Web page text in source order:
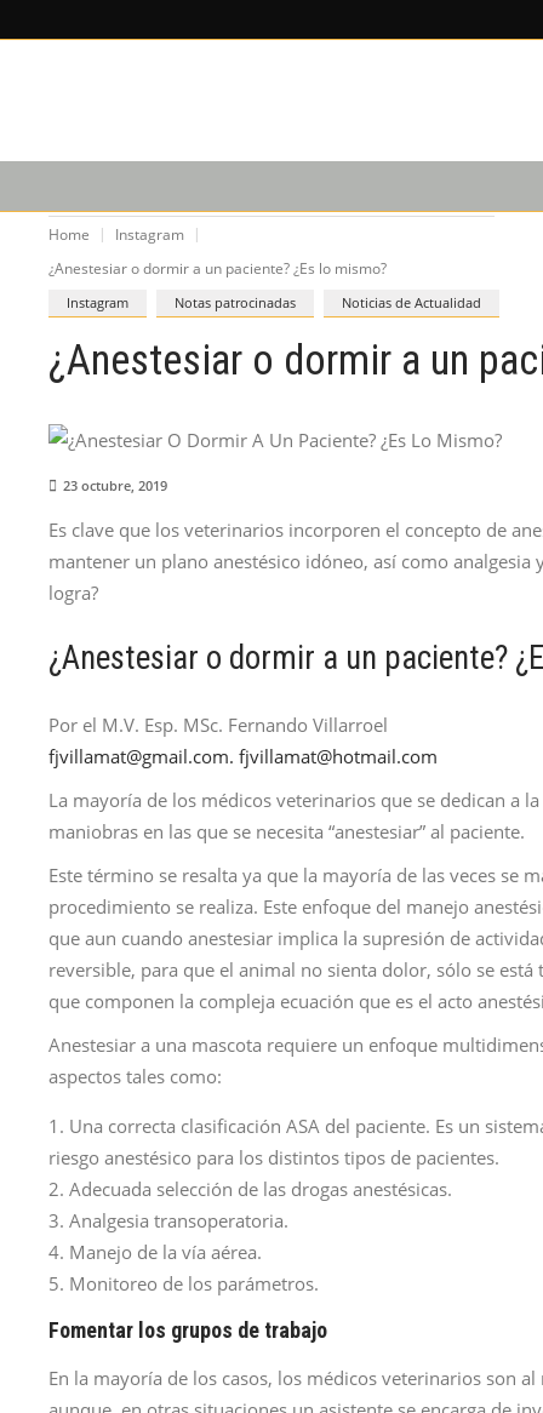
Home
Instagram
¿Anestesiar o dormir a un paciente? ¿Es lo mismo?
Instagram Notas patrocinadas Noticias de Actualidad
¿Anestesiar o dormir a un
23 octubre, 2019
Es clave que los veterinarios incorporen el concepto de
mantener un plano anestésico idóneo, así como analgesia
logra?
¿Anestesiar o dormir a un paciente?
Por el M.V. Esp. MSc. Fernando Villarroel
fjvillamat@gmail.com. fjvillamat@hotmail.com
La mayoría de los médicos veterinarios que se dedican a
maniobras en las que se necesita “anestesiar” al paciente.
Este término se resalta ya que la mayoría de las veces se
procedimiento se realiza. Este enfoque del manejo
que aun cuando anestesiar implica la supresión de
reversible, para que el animal no sienta dolor, sólo se
que componen la compleja ecuación que es el acto
Anestesiar a una mascota requiere un enfoque
aspectos tales como:
Una correcta clasificación ASA del paciente. Es un
riesgo anestésico para los distintos tipos de pacientes.
Adecuada selección de las drogas anestésicas.
Analgesia transoperatoria.
Manejo de la vía aérea.
Monitoreo de los parámetros.
Fomentar los grupos de trabajo
En la mayoría de los casos, los médicos veterinarios son